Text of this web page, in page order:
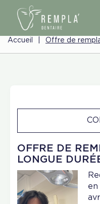
Accueil Offre de
OFFRE DE
LONGUE
en